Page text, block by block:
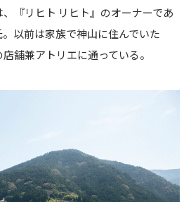
『リヒト リヒト』のオーナーであ
以前は家族で神山に住んでいた
舗兼アトリエに通っている。